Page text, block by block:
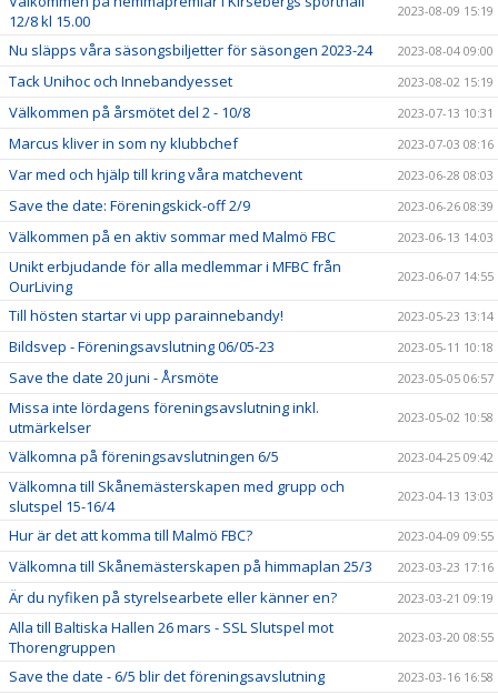
12/8 kl 15.00
2023-08-09 15:19
Nu släpps våra säsongsbiljetter för säsongen 2023-24 2023-08-04 09:00
Tack Unihoc och Innebandyesset 2023-08-02 15:19
Välkommen på årsmötet del 2 - 10/8 2023-07-13 10:31
Marcus kliver in som ny klubbchef 2023-07-03 08:16
Var med och hjälp till kring våra matchevent 2023-06-28 08:03
Save the date: Föreningskick-off 2/9 2023-06-26 08:39
Välkommen på en aktiv sommar med Malmö FBC 2023-06-13 14:03
Unikt erbjudande för alla medlemmar i MFBC från
OurLiving
2023-06-07 14:55
Till hösten startar vi upp parainnebandy! 2023-05-23 13:14
Bildsvep - Föreningsavslutning 06/05-23 2023-05-11 10:18
Save the date 20 juni - Årsmöte 2023-05-05 06:57
Missa inte lördagens föreningsavslutning inkl.
utmärkelser
2023-05-02 10:58
Välkomna på föreningsavslutningen 6/5 2023-04-25 09:42
Välkomna till Skånemästerskapen med grupp och
slutspel 15-16/4
2023-04-13 13:03
Hur är det att komma till Malmö FBC? 2023-04-09 09:55
Välkomna till Skånemästerskapen på himmaplan 25/3 2023-03-23 17:16
Är du nyfiken på styrelsearbete eller känner en? 2023-03-21 09:19
Alla till Baltiska Hallen 26 mars - SSL Slutspel mot
Thorengruppen
2023-03-20 08:55
Save the date - 6/5 blir det föreningsavslutning 2023-03-16 16:58